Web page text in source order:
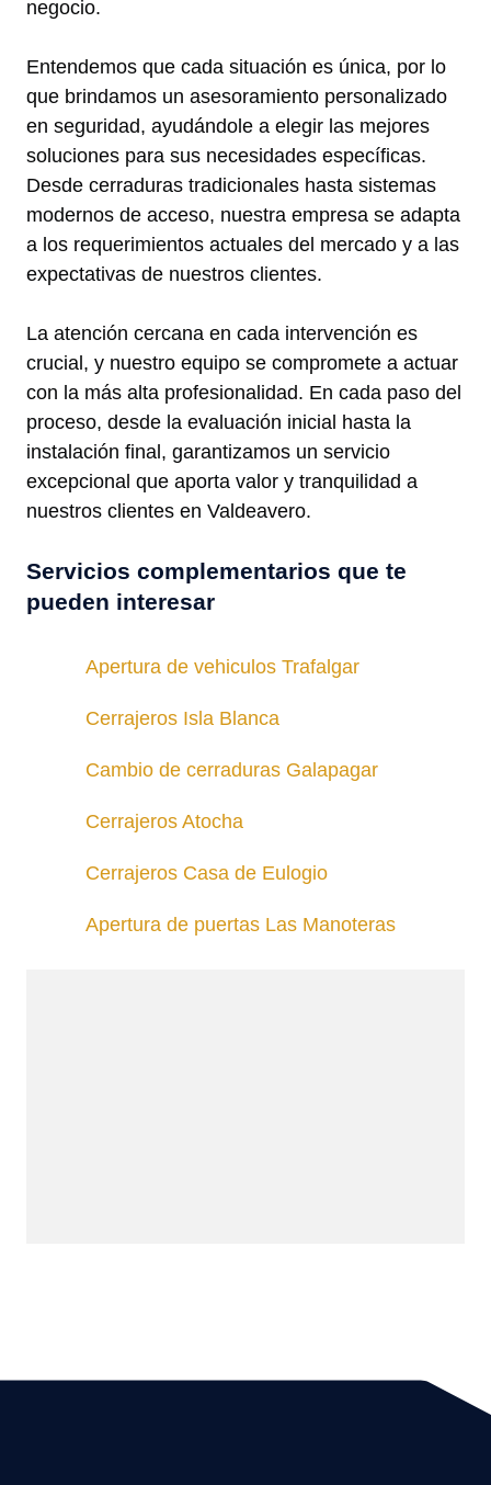
negocio.
Entendemos que cada situación es única, por lo
que brindamos un asesoramiento personalizado
en seguridad, ayudándole a elegir las mejores
soluciones para sus necesidades específicas.
Desde cerraduras tradicionales hasta sistemas
modernos de acceso, nuestra empresa se adapta
a los requerimientos actuales del mercado y a las
expectativas de nuestros clientes.
La atención cercana en cada intervención es
crucial, y nuestro equipo se compromete a actuar
con la más alta profesionalidad. En cada paso del
proceso, desde la evaluación inicial hasta la
instalación final, garantizamos un servicio
excepcional que aporta valor y tranquilidad a
nuestros clientes en Valdeavero.
Servicios complementarios que te
pueden interesar
Apertura de vehiculos Trafalgar
Cerrajeros Isla Blanca
Cambio de cerraduras Galapagar
Cerrajeros Atocha
Cerrajeros Casa de Eulogio
Apertura de puertas Las Manoteras